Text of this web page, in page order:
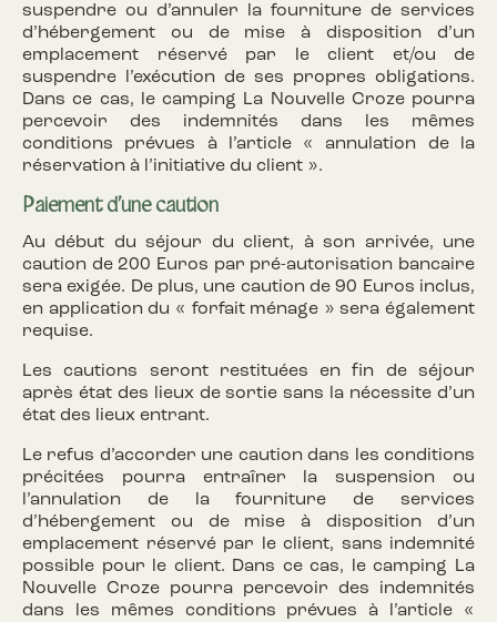
suspendre ou d’annuler la fourniture de services
d’hébergement ou de mise à disposition d’un
emplacement réservé par le client et/ou de
suspendre l’exécution de ses propres obligations.
Dans ce cas, le camping La Nouvelle Croze pourra
percevoir des indemnités dans les mêmes
conditions prévues à l’article « annulation de la
réservation à l’initiative du client ».
Paiement d’une caution
Au début du séjour du client, à son arrivée, une
caution de 200 Euros par pré-autorisation bancaire
sera exigée. De plus, une caution de 90 Euros inclus,
en application du « forfait ménage » sera également
requise.
Les cautions seront restituées en fin de séjour
après état des lieux de sortie sans la nécessite d’un
état des lieux entrant.
Le refus d’accorder une caution dans les conditions
précitées pourra entraîner la suspension ou
l’annulation de la fourniture de services
d’hébergement ou de mise à disposition d’un
emplacement réservé par le client, sans indemnité
possible pour le client. Dans ce cas, le camping La
Nouvelle Croze pourra percevoir des indemnités
dans les mêmes conditions prévues à l’article «